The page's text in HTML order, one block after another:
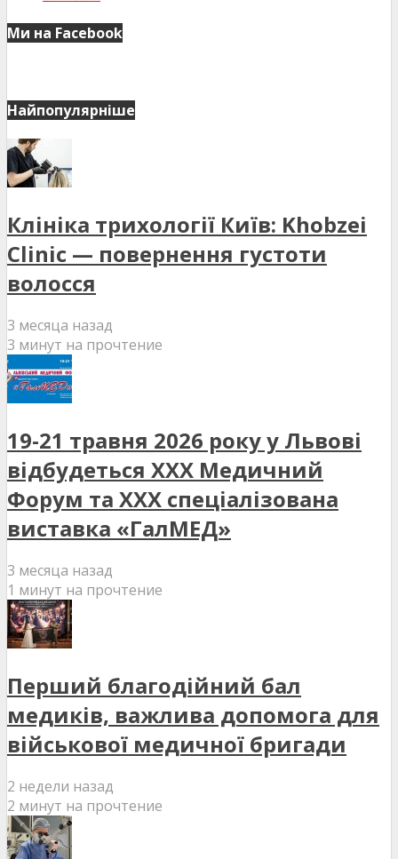
Ми на Facebook
Найпопулярніше
Клініка трихології Київ: Khobzei
Clinic — повернення густоти
волосся
3 месяца назад
3 минут на прочтение
19-21 травня 2026 року у Львові
відбудеться XXX Медичний
Форум та XXX спеціалізована
виставка «ГалМЕД»
3 месяца назад
1 минут на прочтение
Перший благодійний бал
медиків, важлива допомога для
військової медичної бригади
2 недели назад
2 минут на прочтение